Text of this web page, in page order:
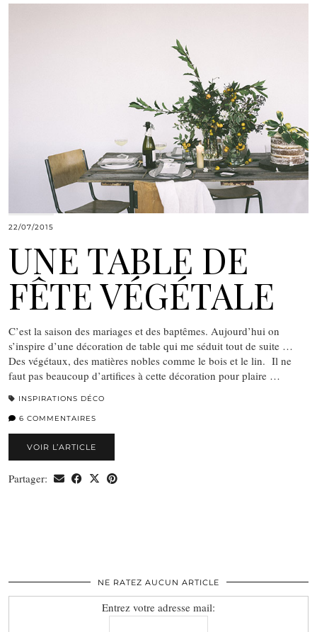
22/07/2015
UNE TABLE DE
FÊTE VÉGÉTALE
C’est la saison des mariages et des baptêmes. Aujourd’hui on
s’inspire d’une décoration de table qui me séduit tout de suite …
Des végétaux, des matières nobles comme le bois et le lin. Il ne
faut pas beaucoup d’artifices à cette décoration pour plaire …
INSPIRATIONS DÉCO
6 COMMENTAIRES
VOIR L’ARTICLE
Partager:
NE RATEZ AUCUN ARTICLE
Entrez votre adresse mail: